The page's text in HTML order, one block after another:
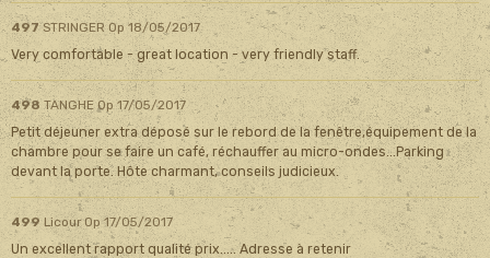
497 STRINGER Op 18/05/2017
Very comfortable - great location - very friendly staff.
498 TANGHE Op 17/05/2017
Petit déjeuner extra déposé sur le rebord de la fenêtre,équipement de la
chambre pour se faire un café, réchauffer au micro-ondes...Parking
devant la porte. Hôte charmant, conseils judicieux.
499 Licour Op 17/05/2017
Un excellent rapport qualité prix..... Adresse à retenir